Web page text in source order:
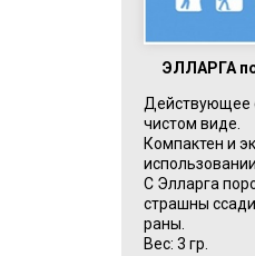
ЭЛЛАРГА
Действующее
чистом виде.
Компактен и
использовании.
С Элларга
страшны
раны.
Вес: 3 гр.